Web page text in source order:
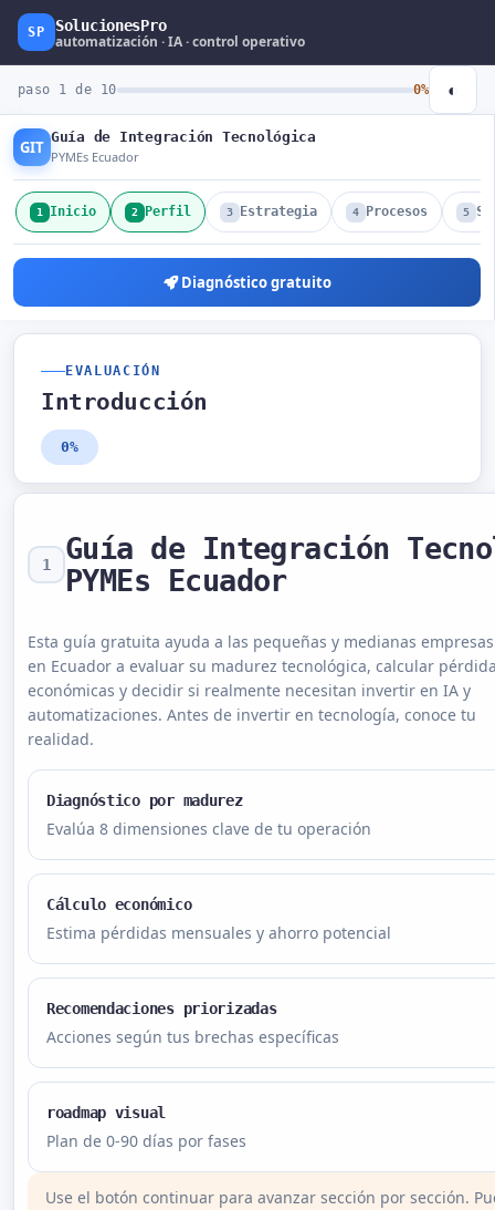
SP SolucionesPro
automatización · IA · control operativo
paso 1 de 10 0% ◐
GIT
Guía de Integración Tecnológica
PYMEs Ecuador
1 Inicio 2 Perfil 3 Estrategia 4 Procesos 5
Diagnóstico gratuito
EVALUACIÓN
Introducción
0%
1
Guía de Integración
PYMEs Ecuador
Esta guía gratuita ayuda a las pequeñas y medianas empresas
en Ecuador a evaluar su madurez tecnológica, calcular
económicas y decidir si realmente necesitan invertir en IA y
automatizaciones. Antes de invertir en tecnología, conoce tu
realidad.
Diagnóstico por madurez
Evalúa 8 dimensiones clave de tu operación
Cálculo económico
Estima pérdidas mensuales y ahorro potencial
Recomendaciones priorizadas
Acciones según tus brechas específicas
roadmap visual
Plan de 0-90 días por fases
Use el botón continuar para avanzar sección por sección.